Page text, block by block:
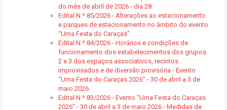
do mês de abril de 2026 - dia 28
Edital N.º 85/2026 - Alterações ao estacionamento
e parques de estacionamento no âmbito do evento
“Uma Festa do Caraças”
Edital N.º 84/2026 - Horários e condições de
funcionamento dos estabelecimentos dos grupos
2 e 3 dos espaços associativos, recintos
improvisados e de diversão provisória - Evento
“Uma Festa do Caraças 2026” - 30 de abril a 3 de
maio 2026
Edital N.º 83/2026 - Evento “Uma Festa do Caraças
2026” - 30 de abril a 3 de maio 2026 - Medidas de